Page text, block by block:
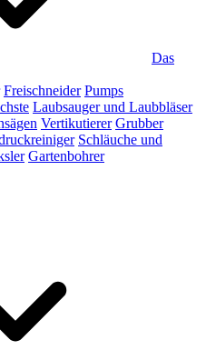
Das
Freischneider Pumps
Laubsauger und Laubbläser
Vertikutierer Grubber
Schläuche und
Gartenbohrer